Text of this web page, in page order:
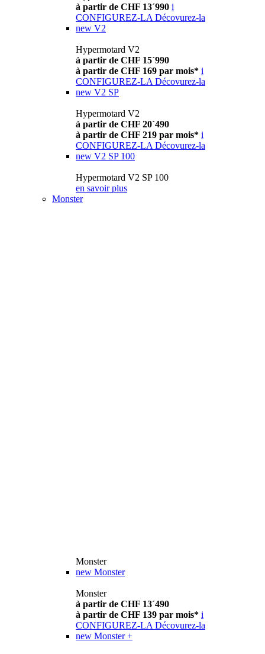
à partir de CHF 13´990 i
CONFIGUREZ-LA Décovurez-la
new V2
Hypermotard V2
à partir de CHF 15´990
à partir de CHF 169 par mois* i
CONFIGUREZ-LA Décovurez-la
new V2 SP
Hypermotard V2
à partir de CHF 20´490
à partir de CHF 219 par mois* i
CONFIGUREZ-LA Décovurez-la
new V2 SP 100
Hypermotard V2 SP 100
en savoir plus
Monster
Monster
new Monster
Monster
à partir de CHF 13´490
à partir de CHF 139 par mois* i
CONFIGUREZ-LA Décovurez-la
new Monster +